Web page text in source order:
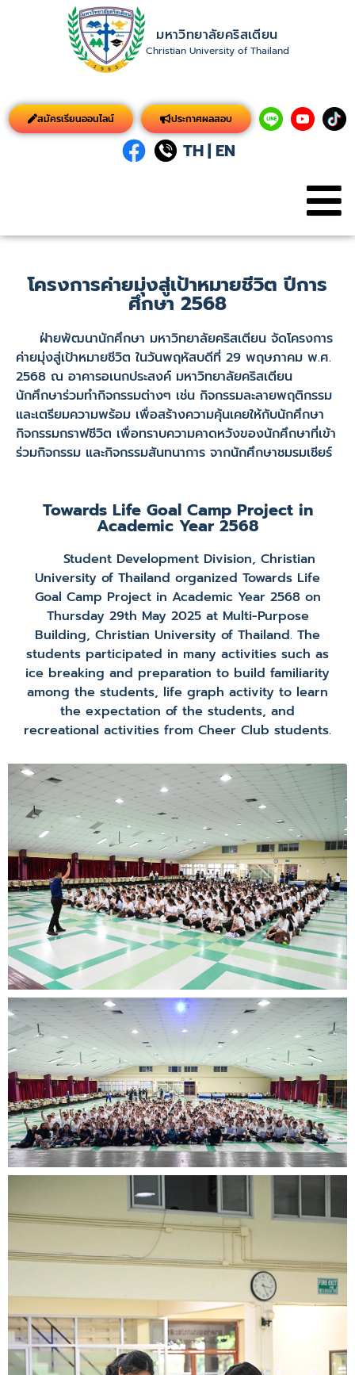
มหาวิทยาลัยคริสเตียน
Christian University of Thailand
สมัครเรียนออนไลน์ ประกาศผลสอบ
TH| EN
โครงการค่ายมุ่งสู่เป้าหมายชีวิต ปีการ
ศึกษา 2568
ฝ่ายพัฒนานักศึกษา มหาวิทยาลัยคริสเตียน จัดโครงการ
ค่ายมุ่งสู่เป้าหมายชีวิต ในวันพฤหัสบดีที่ 29 พฤษภาคม พ.ศ.
2568 ณ อาคารอเนกประสงค์ มหาวิทยาลัยคริสเตียน
นักศึกษาร่วมทำกิจกรรมต่างๆ เช่น กิจกรรมละลายพฤติกรรม
และเตรียมความพร้อม เพื่อสร้างความคุ้นเคยให้กับนักศึกษา
กิจกรรมกราฟชีวิต เพื่อทราบความคาดหวังของนักศึกษาที่เข้า
ร่วมกิจกรรม และกิจกรรมสันทนาการ จากนักศึกษาชมรมเชียร์
Towards Life Goal Camp Project in
Academic Year 2568
Student Development Division, Christian
University of Thailand organized Towards Life
Goal Camp Project in Academic Year 2568 on
Thursday 29th May 2025 at Multi-Purpose
Building, Christian University of Thailand. The
students participated in many activities such as
ice breaking and preparation to build familiarity
among the students, life graph activity to learn
the expectation of the students, and
recreational activities from Cheer Club students.